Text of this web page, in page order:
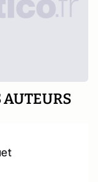
AUTEURS